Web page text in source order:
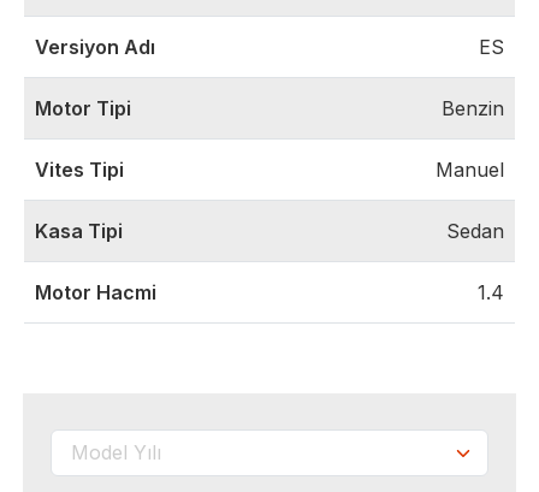
Versiyon Adı ES
Motor Tipi Benzin
Vites Tipi Manuel
Kasa Tipi Sedan
Motor Hacmi 1.4